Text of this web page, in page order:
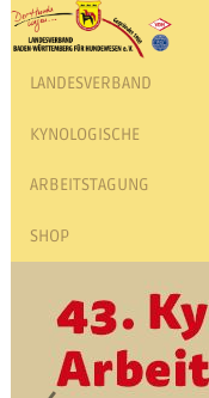
LANDESVERBAND
KYNOLOGISCHE
ARBEITSTAGUNG
SHOP